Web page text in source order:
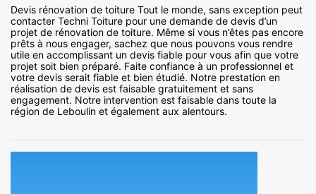
Devis rénovation de toiture Tout le monde, sans exception peut
contacter Techni Toiture pour une demande de devis d’un
projet de rénovation de toiture. Même si vous n’êtes pas encore
prêts à nous engager, sachez que nous pouvons vous rendre
utile en accomplissant un devis fiable pour vous afin que votre
projet soit bien préparé. Faite confiance à un professionnel et
votre devis serait fiable et bien étudié. Notre prestation en
réalisation de devis est faisable gratuitement et sans
engagement. Notre intervention est faisable dans toute la
région de Leboulin et également aux alentours.